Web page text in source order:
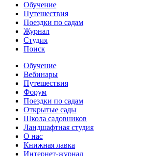
Обучение
Путешествия
Поездки по садам
Журнал
Студия
Поиск
Обучение
Вебинары
Путешествия
Форум
Поездки по садам
Открытые сады
Школа садовников
Ландшафтная студия
О нас
Книжная лавка
Интернет-журнал